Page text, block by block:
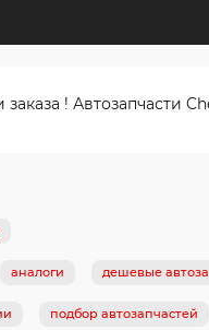
! Автозапчасти
аналоги дешевые
подбор автозапчастей